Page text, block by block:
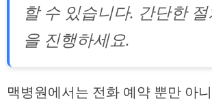
할 수 있습니다. 간단한
을 진행하세요.
맥병원에서는 전화 예약 뿐만 아